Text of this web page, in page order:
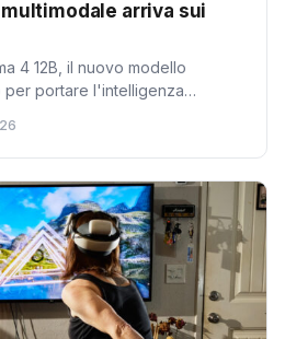
multimodale arriva sui
4 12B, il nuovo modello
per portare l'intelligenza